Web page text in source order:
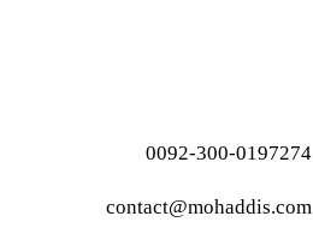
0092-300-0197274
contact@mohaddis.com